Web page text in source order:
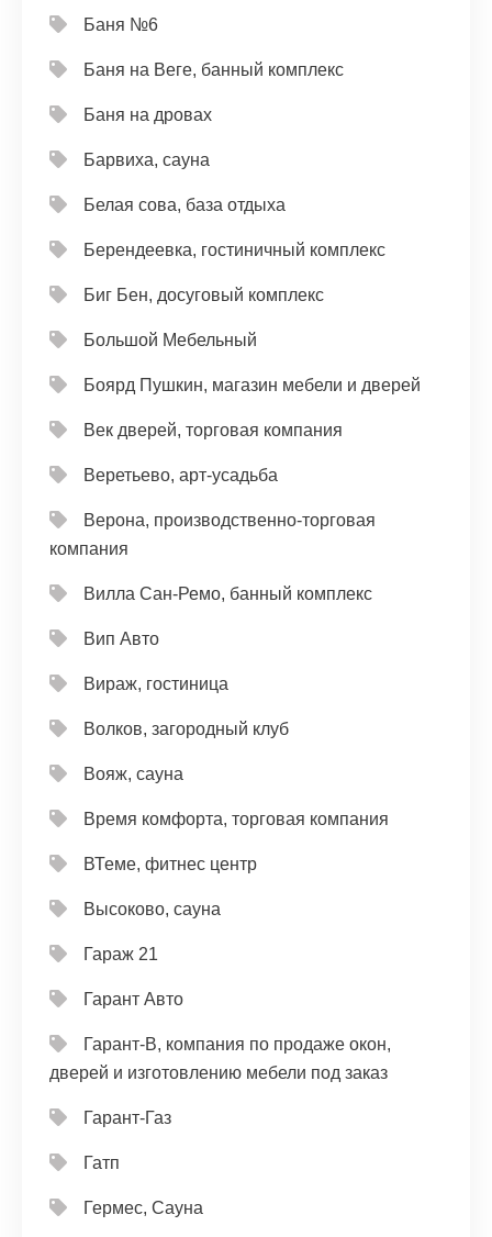
Баня №6
Баня на Веге, банный комплекс
Баня на дровах
Барвиха, сауна
Белая сова, база отдыха
Берендеевка, гостиничный комплекс
Биг Бен, досуговый комплекс
Большой Мебельный
Боярд Пушкин, магазин мебели и дверей
Век дверей, торговая компания
Веретьево, арт-усадьба
Верона, производственно-торговая
компания
Вилла Сан-Ремо, банный комплекс
Вип Авто
Вираж, гостиница
Волков, загородный клуб
Вояж, сауна
Время комфорта, торговая компания
ВТеме, фитнес центр
Высоково, сауна
Гараж 21
Гарант Авто
Гарант-В, компания по продаже окон,
дверей и изготовлению мебели под заказ
Гарант-Газ
Гатп
Гермес, Сауна